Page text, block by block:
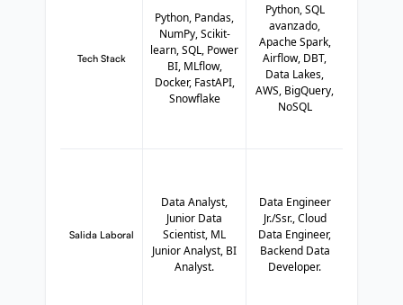
Tech Stack
Python, Pandas,
NumPy, Scikit-
learn, SQL, Power
BI, MLflow,
Docker, FastAPI,
Snowflake
Python, SQL
avanzado,
Apache Spark,
Airflow, DBT,
Data Lakes,
AWS, BigQuery,
NoSQL
Salida Laboral
Data Analyst,
Junior Data
Scientist, ML
Junior Analyst, BI
Analyst.
Data Engineer
Jr./Ssr., Cloud
Data Engineer,
Backend Data
Developer.